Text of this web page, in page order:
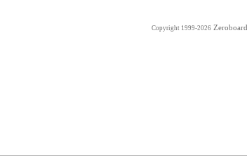
Copyright 1999-2026 Zeroboard